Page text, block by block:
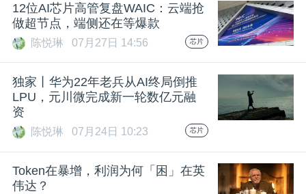
12位AI芯片高管复盘WAIC：云端抢
做超节点，端侧还在等爆款
陈悦琳 07月27日 14:56 芯片
独家丨华为22年老兵从AI终局倒推
LPU，元川微完成新一轮数亿元融
资
陈悦琳 07月24日 10:23 芯片
Token在暴增，利润为何「困」在英
伟达？